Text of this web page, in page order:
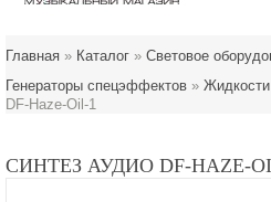
Главная » Каталог » Световое
Генераторы спецэффектов »
DF-Haze-Oil-1
СИНТЕЗ АУДИО DF-HAZE-